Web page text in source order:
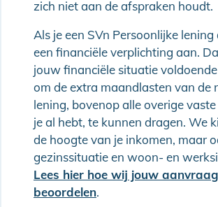
zich niet aan de afspraken houdt.
Als je een SVn Persoonlijke
een financiële verplichting aan.
jouw financiële situatie
om de extra maandlasten van de
lening, bovenop alle overige
je al hebt, te kunnen dragen. We
de hoogte van je inkomen, maar
gezinssituatie en woon- en
Lees hier hoe wij jouw aanvraag
beoordelen.